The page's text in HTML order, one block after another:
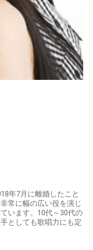
年7月に離婚したこと
常に幅の広い役を演じ
います。10代～30代の
としても歌唱力にも定